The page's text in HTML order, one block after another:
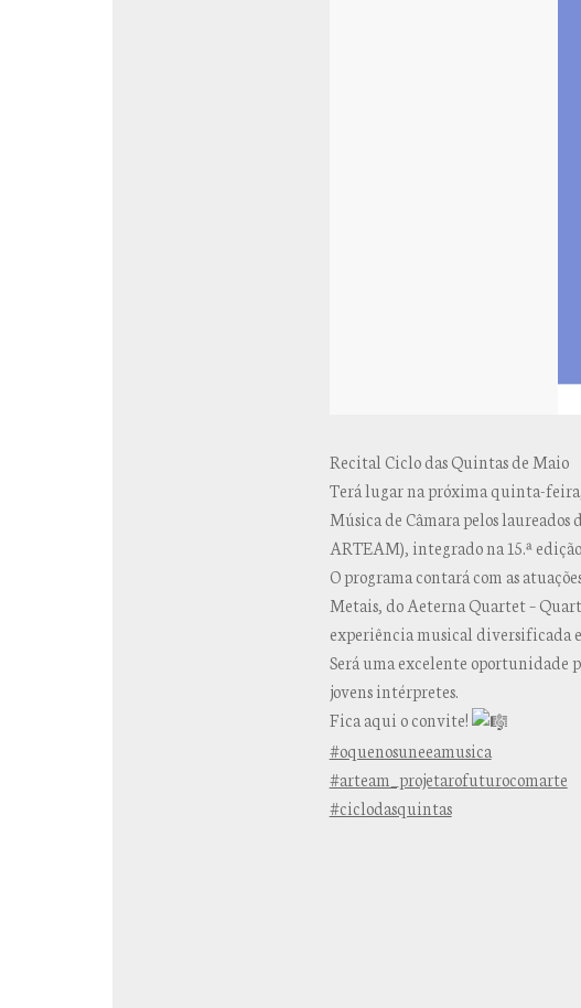
Recital Ciclo das Quintas de Maio
Terá lugar na próxima quinta-
Música de Câmara pelos laureados
ARTEAM), integrado na 15.ª
O programa contará com as
Metais, do Aeterna Quartet –
experiência musical diversificada
Será uma excelente oportunidade
jovens intérpretes.
Fica aqui o convite!
#oquenosuneeamusica
#arteam_projetarofuturocomarte
#ciclodasquintas